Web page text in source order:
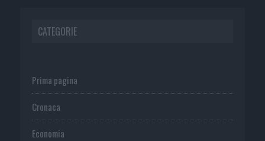
CATEGORIE
Prima pagina
Cronaca
Economia